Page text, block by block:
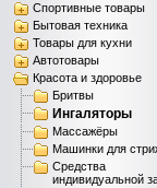
Спортивные товары
Бытовая техника
Товары для кухни
Автотовары
Красота и здоровье
Бритвы
Ингаляторы
Массажёры
Машинки для
Средства
индивидуальной